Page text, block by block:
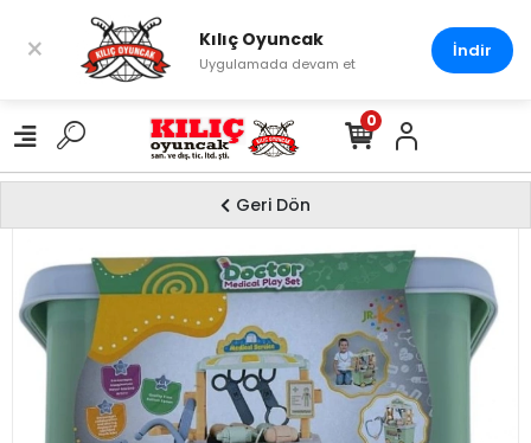
0
Geri Dön
× Kılıç Oyuncak
Uygulamada devam et
İndir